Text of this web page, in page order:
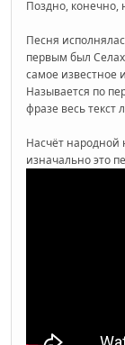
Поздно, конечно,
Песня
первым был
самое известное
Называется по
фразе весь текст
Насчёт народной
изначально это